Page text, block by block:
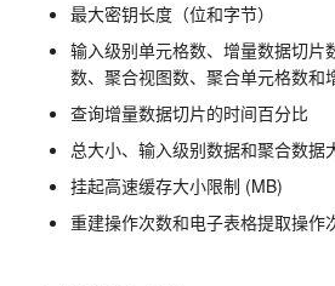
最大密钥长度（位和字节）
输入级别单元格数、增量数据切片
数、聚合视图数、聚合单元格数和
查询增量数据切片的时间百分比
总大小、输入级别数据和聚合数据
挂起高速缓存大小限制 (MB)
重建操作次数和电子表格提取操作